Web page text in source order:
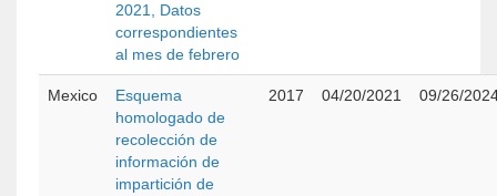
2021, Datos
correspondientes
al mes de febrero
Mexico
Esquema
homologado de
recolección de
información de
impartición de
2017 04/20/2021 09/26/